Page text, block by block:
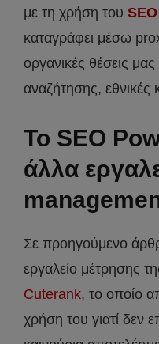
με τη χρήση του
καταγράφει μέσω
οργανικές θέσεις
αναζήτησης, εθνικές
Το SEO
άλλα
Σε προηγούμενο
εργαλείο μέτρησης
Cuterank, το οποίο
χρήση του γιατί δεν